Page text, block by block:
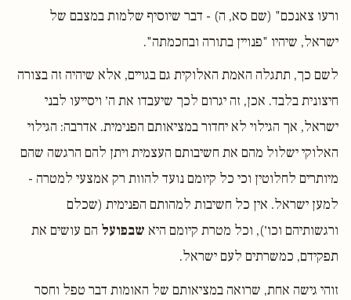
ורעו צאנכם" (שם סא, ה) - דבר שיוסיף שלמות במצבם של
ישראל, שיהיו "פנויין בתורה ובחכמתה".
לשם כך, תתגלה האמת האלוקית גם בגויים, אלא שיהיה זה בצורה
חיצונית בלבד. אכן, זה יגרום לכך שיעבדו את ה׳ ויסייעו לבני
ישראל, אך הגילוי לא יחדור במציאותם הפנימית. אדרבה: הגילוי
האלוקי ישלול מהם את חשיבותם העצמית ויתן להם הרגשה שהם
מיותרים לחלוטין וכי כל קיומם נועד להוות רק אמצעי למטרה -
למען ישראל. אין כל חשיבות למהותם הפנימית (שכלם
ורגשותיהם וכו׳), וכל מטרת קיומם היא שבפועל הם עושים את
תפקידם, כמשרתים לעם ישראל.
זוהי גישה אחת, שרואה במציאותם של האומות דבר טפל וחסר